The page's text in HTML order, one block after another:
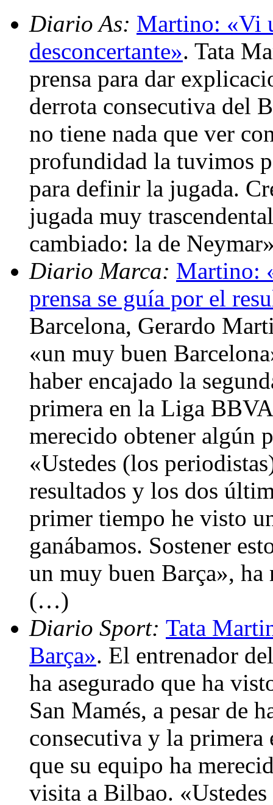
Diario As: Martino: «Vi
desconcertante». Tata
prensa para dar
derrota consecutiva del
no tiene nada que ver
profundidad la tuvimos
para definir la jugada.
jugada muy
cambiado: la de
Diario Marca: Martino:
prensa se guía por el
Barcelona, Gerardo
«un muy buen
haber encajado la
primera en la Liga
merecido obtener algún
«Ustedes (los
resultados y los dos
primer tiempo he visto
ganábamos. Sostener
un muy buen Barça»,
(…)
Diario Sport: Tata
Barça». El entrenador
ha asegurado que ha
San Mamés, a pesar de
consecutiva y la
que su equipo ha
visita a Bilbao.